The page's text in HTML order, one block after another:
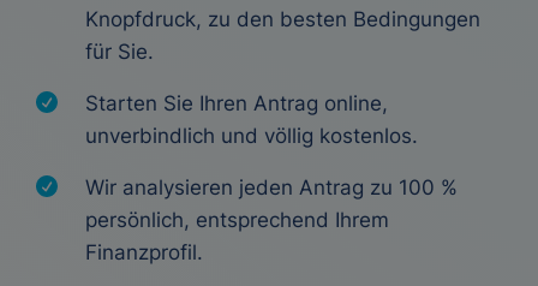
Knopfdruck, zu den besten Bedingungen
für Sie.
Starten Sie Ihren Antrag online,
unverbindlich und völlig kostenlos.
Wir analysieren jeden Antrag zu 100 %
persönlich, entsprechend Ihrem
Finanzprofil.